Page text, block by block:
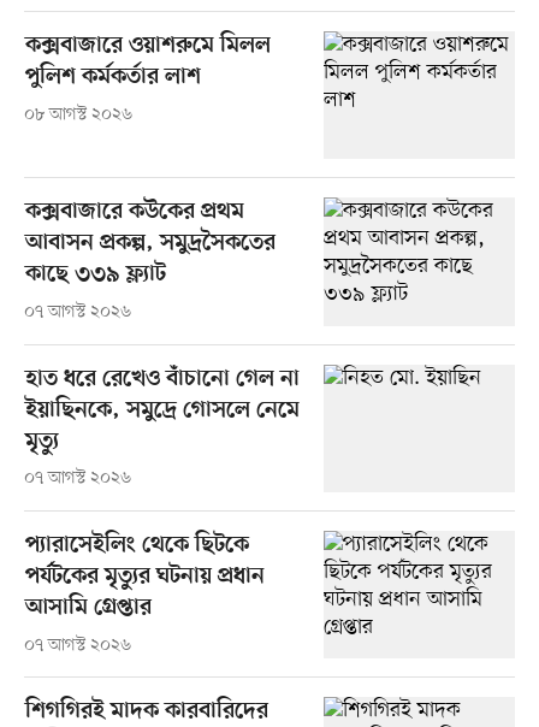
কক্সবাজারে ওয়াশরুমে মিলল
পুলিশ কর্মকর্তার লাশ
০৮ আগস্ট ২০২৬
কক্সবাজারে কউকের প্রথম
আবাসন প্রকল্প, সমুদ্রসৈকতের
কাছে ৩৩৯ ফ্ল্যাট
০৭ আগস্ট ২০২৬
হাত ধরে রেখেও বাঁচানো গেল না
ইয়াছিনকে, সমুদ্রে গোসলে নেমে
মৃত্যু
০৭ আগস্ট ২০২৬
প্যারাসেইলিং থেকে ছিটকে
পর্যটকের মৃত্যুর ঘটনায় প্রধান
আসামি গ্রেপ্তার
০৭ আগস্ট ২০২৬
শিগগিরই মাদক কারবারিদের